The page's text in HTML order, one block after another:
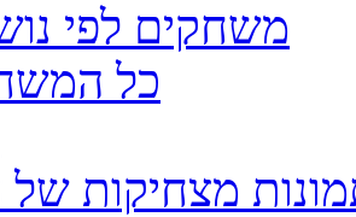
משחקים לפי
כל
מצחיקות של